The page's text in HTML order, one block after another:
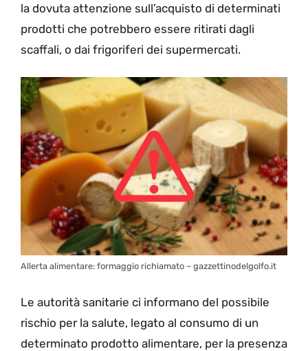
la dovuta attenzione sull’acquisto di determinati
prodotti che potrebbero essere ritirati dagli
scaffali, o dai frigoriferi dei supermercati.
Allerta alimentare: formaggio richiamato – gazzettinodelgolfo.it
Le autorità sanitarie ci informano del possibile
rischio per la salute, legato al consumo di un
determinato prodotto alimentare, per la presenza